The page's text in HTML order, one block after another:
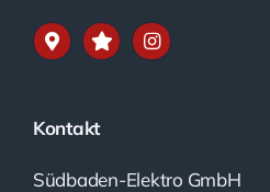
Kontakt
Südbaden-Elektro GmbH